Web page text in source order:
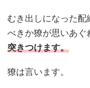
むき出しになった
べきか獠が思いあぐ
突きつけます。
獠は言います。